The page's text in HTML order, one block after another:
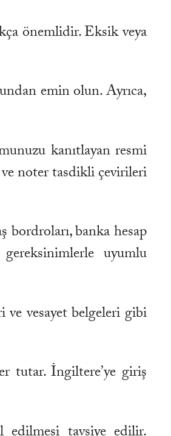
önemlidir. Eksik veya
emin olun. Ayrıca,
kanıtlayan resmi
ve noter tasdikli çevirileri
bordroları, banka hesap
uyumlu
vesayet belgeleri gibi
tutar. İngiltere’ye giriş
tavsiye edilir.